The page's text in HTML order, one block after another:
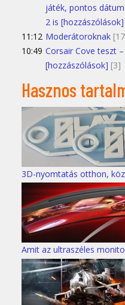
játék, pontos
2 is [hozzászólások]
11:12 Moderátoroknak
10:49 Corsair Cove teszt
[hozzászólások] [3]
Hasznos
3D-nyomtatás otthon,
Amit az ultraszéles